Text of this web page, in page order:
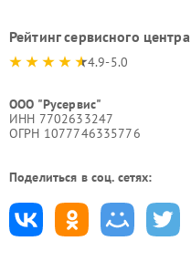
Рейтинг сервисного центра
4.9-5.0
ООО "Русервис"
ИНН 7702633247
ОГРН 1077746335776
Поделиться в соц. сетях: